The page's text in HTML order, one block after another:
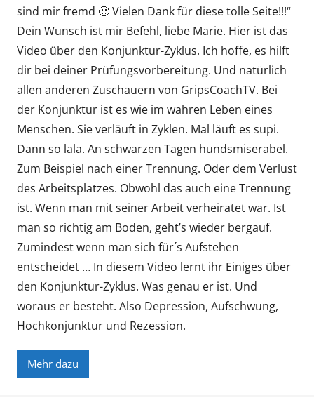
sind mir fremd 🙁 Vielen Dank für diese tolle Seite!!!“
Dein Wunsch ist mir Befehl, liebe Marie. Hier ist das
Video über den Konjunktur-Zyklus. Ich hoffe, es hilft
dir bei deiner Prüfungsvorbereitung. Und natürlich
allen anderen Zuschauern von GripsCoachTV. Bei
der Konjunktur ist es wie im wahren Leben eines
Menschen. Sie verläuft in Zyklen. Mal läuft es supi.
Dann so lala. An schwarzen Tagen hundsmiserabel.
Zum Beispiel nach einer Trennung. Oder dem Verlust
des Arbeitsplatzes. Obwohl das auch eine Trennung
ist. Wenn man mit seiner Arbeit verheiratet war. Ist
man so richtig am Boden, geht’s wieder bergauf.
Zumindest wenn man sich für´s Aufstehen
entscheidet … In diesem Video lernt ihr Einiges über
den Konjunktur-Zyklus. Was genau er ist. Und
woraus er besteht. Also Depression, Aufschwung,
Hochkonjunktur und Rezession.
Mehr dazu